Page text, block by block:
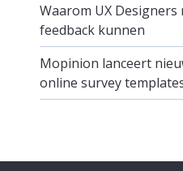
Waarom UX
feedback kunnen
Mopinion lanceert
online survey